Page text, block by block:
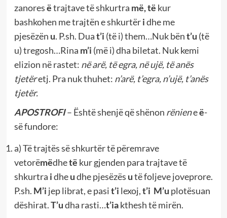
zanoresëtrajtave të shkurtra më, të kur
bashkohen me trajtën e shkurtëridhe me
pjesëzën u. P.sh. Duat’i (të i)them…Nuk bënt’u (të
u) tregosh…Rina m’i (më i) dha biletat. Nuk kemi
elizion në rastet: në arë, të egra, në ujë, të anës
tjetëretj. Pra nuk thuhet: n’arë, t’egra, n’ujë, t’anës
tjetër.
APOSTROFI– Është shenjë që shënon rënieneë-
së fundore:
a) Të trajtës së shkurtër të përemrave
vetorëmëdhetë kur gjenden para trajtave të
shkurtra idheudhe pjesëzës utë foljeve joveprore.
P.sh. M’i jep librat, e pasit’i lexoj,t’i M’u plotësuan
dëshirat.T’udha rasti…t’iakthesh të mirën.